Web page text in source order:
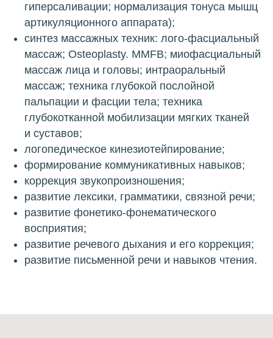
гиперсаливации; нормализация тонуса мышц
артикуляционного аппарата);
синтез массажных техник: лого-фасциальный
массаж; Osteoplasty. MMFB; миофасциальный
массаж лица и головы; интраоральный
массаж; техника глубокой послойной
пальпации и фасции тела; техника
глубокотканной мобилизации мягких тканей
и суставов;
логопедическое кинезиотейпирование;
формирование коммуникативных навыков;
коррекция звукопроизношения;
развитие лексики, грамматики, связной речи;
развитие фонетико-фонематического
восприятия;
развитие речевого дыхания и его коррекция;
развитие письменной речи и навыков чтения.